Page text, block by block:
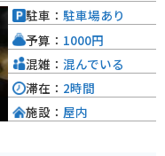
ください。
駐車： 駐車場あり
予算： 1000円
混雑： 混んでいる
滞在： 2時間
施設： 屋内